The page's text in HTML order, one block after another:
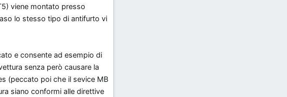
viene montato presso
lo stesso tipo di antifurto vi
e consente ad esempio di
senza però causare la
(peccato poi che il sevice MB
siano conformi alle direttive